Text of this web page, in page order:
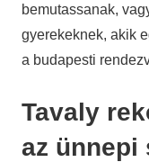
bemutassanak,
gyerekeknek, akik
a budapesti
Tavaly
az ünnepi